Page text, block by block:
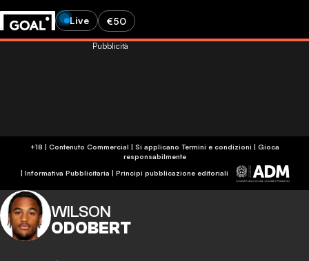
Live €50
+18 | Contenuto Commercial | Si applicano Termini e condizioni | Gioca
responsabilmente
| Informativa Pubblicitaria | Principi pubblicazione editoriali
Pubblicità
WILSON
ODOBERT